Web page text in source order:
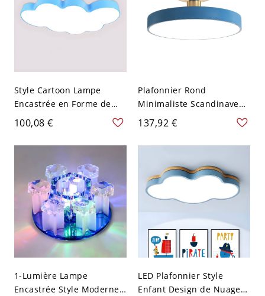
Style Cartoon Lampe
Encastrée en Forme de
Nuage Métallique
Plafonnier LED pour
Maternelle - Bleu 110 V-
100,08 €
Plafonnier Rond
Minimaliste Scandinave
avec Accents Dorés - Bleu
110 V-120 V 30,48 cm
137,92 €
1-Lumière Lampe
Encastrée Style Moderne
LED Plafonnier Style
Enfant Design de Nuage